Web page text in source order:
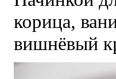
корица,
вишнёвый